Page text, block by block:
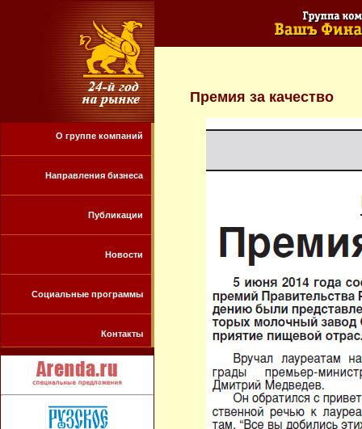
О группе компаний
Направления бизнеса
Публикации
Новости
Социальные программы
Контакты
Премия за качество